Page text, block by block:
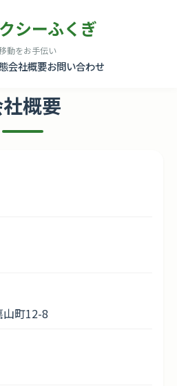
シーふくぎ
動をお手伝い
会社概要お問い合わせ
概要
町12-8